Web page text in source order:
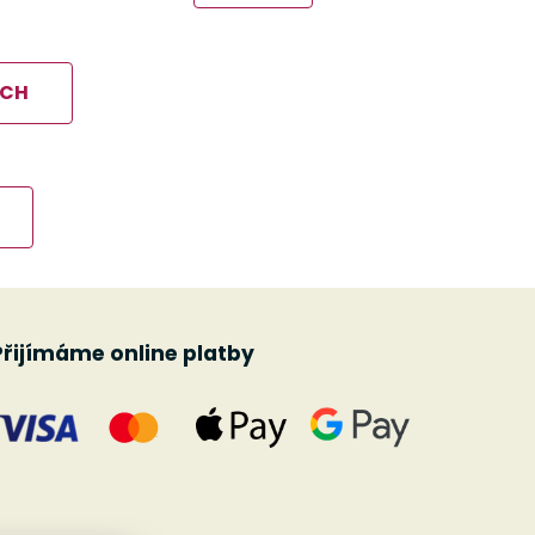
online platby